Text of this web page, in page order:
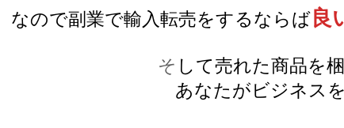
なので副業で輸入転売をするならば良
そ して売れた商品を
あなたがビジネス